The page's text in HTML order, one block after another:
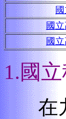
國
國
1.國
在九